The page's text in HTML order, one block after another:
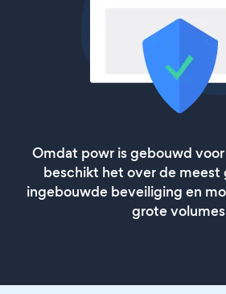
Omdat powr is gebouwd
beschikt het over de meest
ingebouwde beveiliging en
grote